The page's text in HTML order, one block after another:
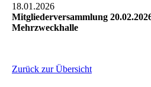
18.01.2026
Mitgliederversammlung
Mehrzweckhalle
Zurück zur Übersicht